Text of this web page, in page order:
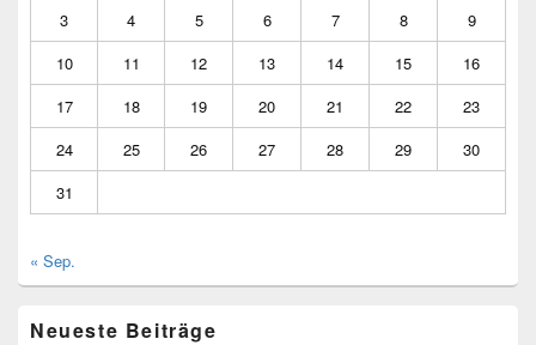
3
4 5 6 7 8
9
10
11 12 13 14 15
16
17
18 19 20 21 22
23
24
25 26 27 28 29
30
31
« Sep.
Neueste Beiträge